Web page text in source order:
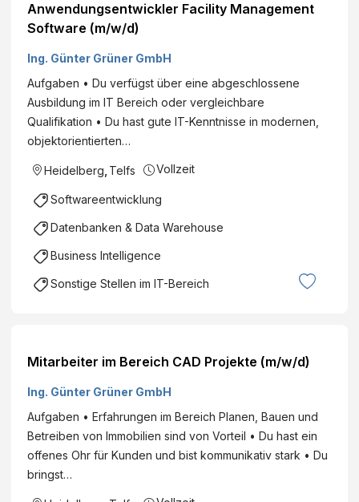
Anwendungsentwickler Facility Management
Software (m/w/d)
Ing. Günter Grüner GmbH
Aufgaben • Du verfügst über eine abgeschlossene
Ausbildung im IT Bereich oder vergleichbare
Qualifikation • Du hast gute IT-Kenntnisse in modernen,
objektorientierten…
Heidelberg Telfs Vollzeit
Softwareentwicklung
Datenbanken & Data Warehouse
Business Intelligence
Sonstige Stellen im IT-Bereich
Mitarbeiter im Bereich CAD Projekte (m/w/d)
Ing. Günter Grüner GmbH
Aufgaben • Erfahrungen im Bereich Planen, Bauen und
Betreiben von Immobilien sind von Vorteil • Du hast ein
offenes Ohr für Kunden und bist kommunikativ stark • Du
bringst…